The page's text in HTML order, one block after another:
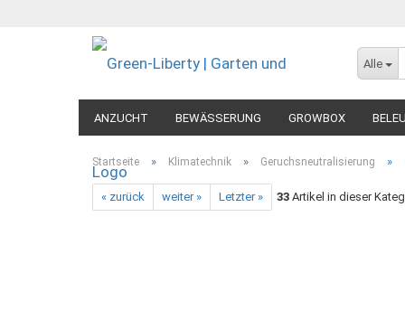
Alle
ANZUCHT BEWÄSSERUNG GROWBOX
MESSGERÄTE DIVERSES
Startseite » Klimatechnik » Geruchsneutralisierung »
« zurück weiter » Letzter » 33 Artikel in dieser